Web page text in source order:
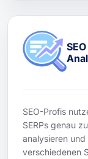
SEO-Profis
SERPs genau
analysieren
verschiedenen